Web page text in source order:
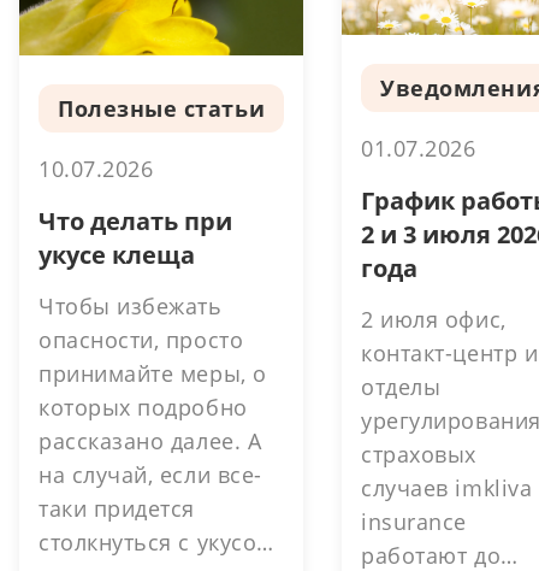
Полезные статьи
10.07.2026
Что делать при
укусе клеща
Чтобы избежать
опасности, просто
принимайте меры, о
которых подробно
рассказано далее. А
на случай, если все-
таки придется
столкнуться с укусом,
01.07.2026
График
2 и 3 июля
года
2 июля офис,
контакт-центр и
отделы
страховых
случаев imkliva
insurance
работают до